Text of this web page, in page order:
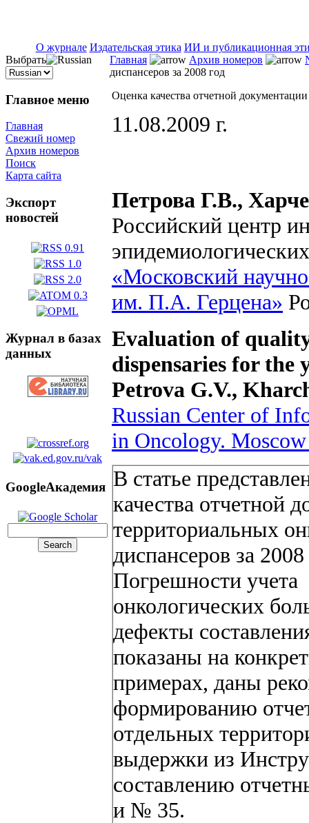
О журнале Издательская этика ИИ и публикационная
Выбрать
Главное меню
Главная
Свежий номер
Архив номеров
Поиск
Карта сайта
Экспорт
новостей
Журнал в базах
данных
GoogleАкадемия
Главная Архив номеров
диспансеров за 2008 год
Оценка качества отчетной
11.08.2009 г.
Петрова Г.В.,
Российский центр
«Московский
им. П.А. Герцена»
Evaluation of
dispensaries for the
Petrova G.V.,
Russian Center of
in Oncology.
В статье
качества отчетной
территориальных
диспансеров за 2008
Погрешности учета
онкологических
дефекты
показаны на
примерах, даны
формированию
отдельных
выдержки из
составлению
и № 35.